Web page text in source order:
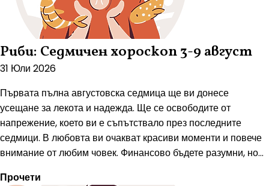
Риби: Седмичен хороскоп 3-9 август
31 Юли 2026
Първата пълна августовска седмица ще ви донесе
усещане за лекота и надежда. Ще се освободите от
напрежение, което ви е съпътствало през последните
седмици. В любовта ви очакват красиви моменти и повече
внимание от любим човек. Финансово бъдете разумни, но...
Прочети